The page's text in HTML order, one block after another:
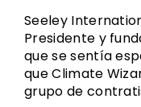
Seeley
Presidente y
que se sentía
que Climate
grupo de